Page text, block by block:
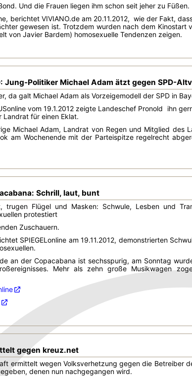
Und die Frauen liegen ihm schon seit jeher zu Füßen.
berichtet VIVIANO.de am 20.11.2012, wie der Fakt,
gewesen ist. Trotzdem wurden nach dem Kinostart
von Javier Bardem) homosexuelle Tendenzen zeigen.
Jung-Politiker Michael Adam ätzt gegen SPD-
da galt Michael Adam als Vorzeigemodell der SPD in
vom 19.1.2012 zeigte Landeschef Pronold ihn
für einen Eklat.
Michael Adam, Landrat von Regen und Mitglied des
am Wochenende mit der Parteispitze regelrecht
Schrill, laut, bunt
trugen Flügel und Masken: Schwule, Lesben und
protestiert
Zuschauern.
SPIEGELonline am 19.11.2012, demonstrierten
an der Copacabana ist sechsspurig, am Sonntag
Mehr als zehn große Musikwagen
gegen kreuz.net
ermittelt wegen Volksverhetzung gegen die Betreiber
denen nun nachgegangen wird.